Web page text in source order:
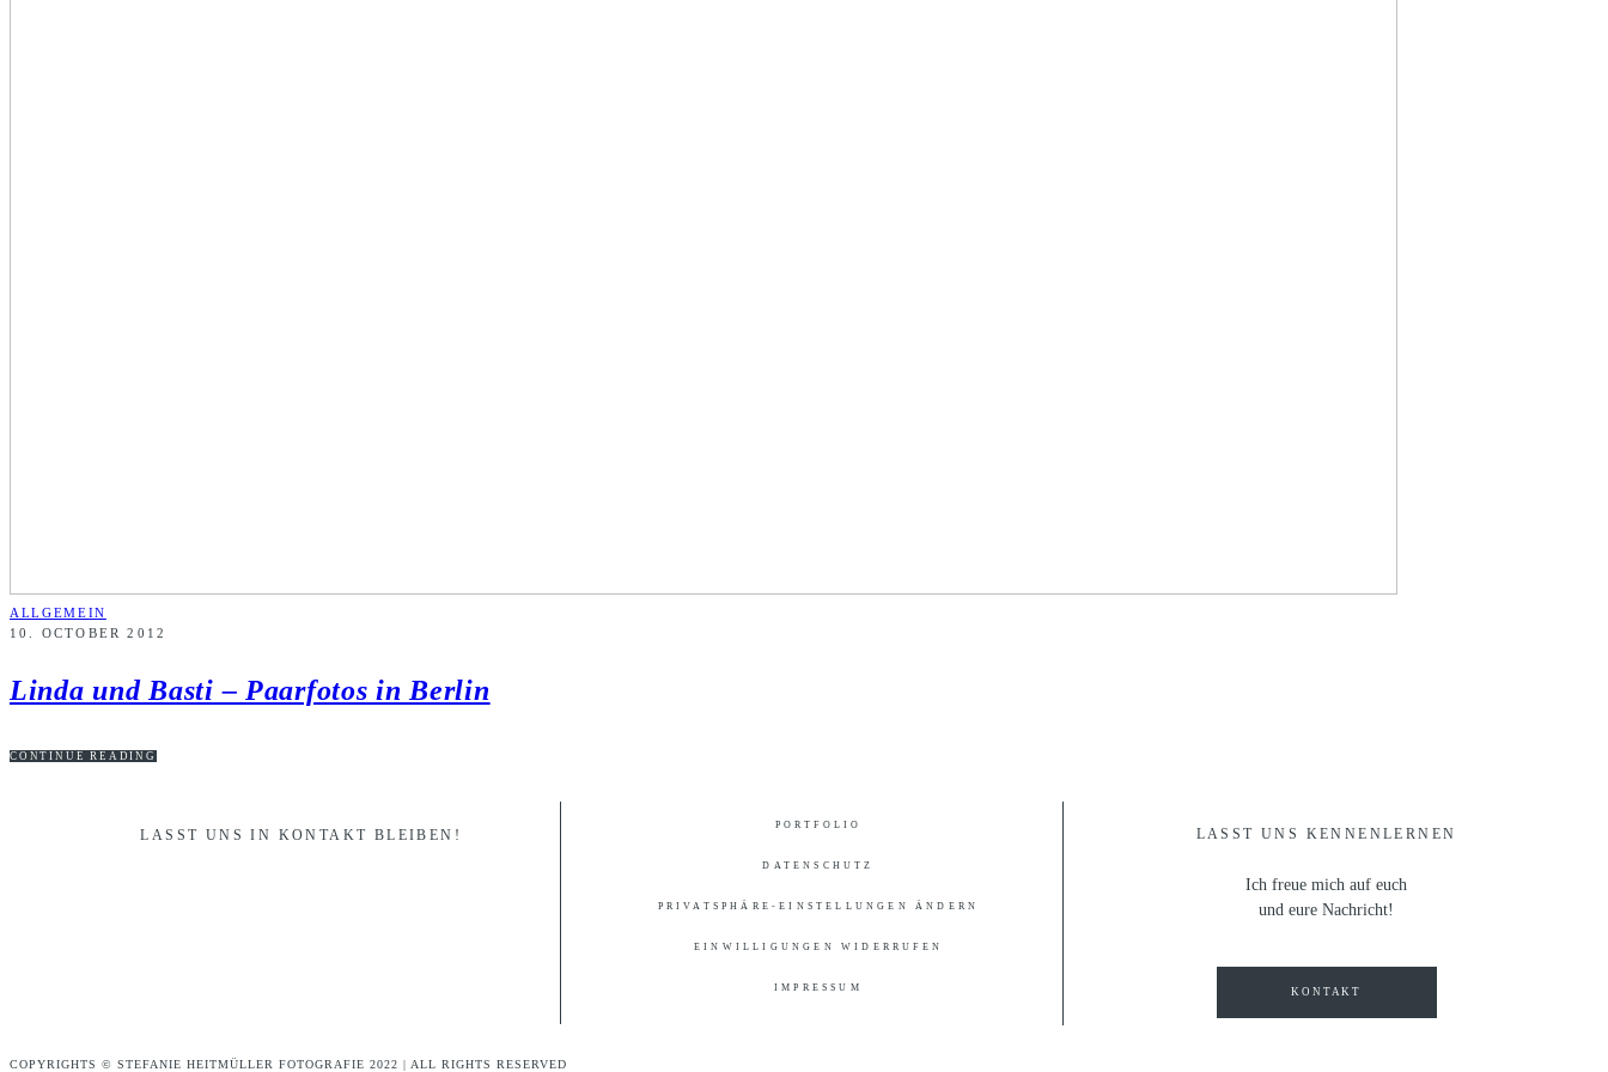
ALLGEMEIN
10. OCTOBER 2012
Linda und Basti – Paarfotos in Berlin
CONTINUE READING
PORTFOLIO
DATENSCHUTZ
PRIVATSPHÄRE-EINSTELLUNGEN ÄNDERN
EINWILLIGUNGEN WIDERRUFEN
IMPRESSUM
LASST UNS KENNENLERNEN
LASST UNS IN KONTAKT BLEIBEN!
Ich freue mich auf euch
und eure Nachricht!
KONTAKT
COPYRIGHTS © STEFANIE HEITMÜLLER FOTOGRAFIE 2022 | ALL RIGHTS RESERVED